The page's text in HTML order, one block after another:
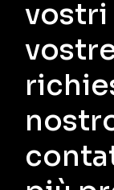
vostri